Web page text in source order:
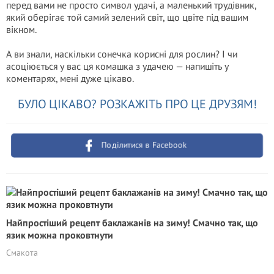
перед вами не просто символ удачі, а маленький трудівник,
який оберігає той самий зелений світ, що цвіте під вашим
вікном.
А ви знали, наскільки сонечка корисні для рослин? І чи
асоціюється у вас ця комашка з удачею — напишіть у
коментарях, мені дуже цікаво.
БУЛО ЦІКАВО? РОЗКАЖІТЬ ПРО ЦЕ ДРУЗЯМ!
Поділитися в Facebook
Найпростіший рецепт баклажанів на зиму! Смачно так, що
язик можна проковтнути
Смакота